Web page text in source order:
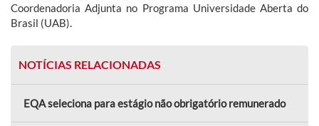
Coordenadoria Adjunta no Programa Universidade Aberta do
Brasil (UAB).
NOTÍCIAS RELACIONADAS
EQA seleciona para estágio não obrigatório remunerado